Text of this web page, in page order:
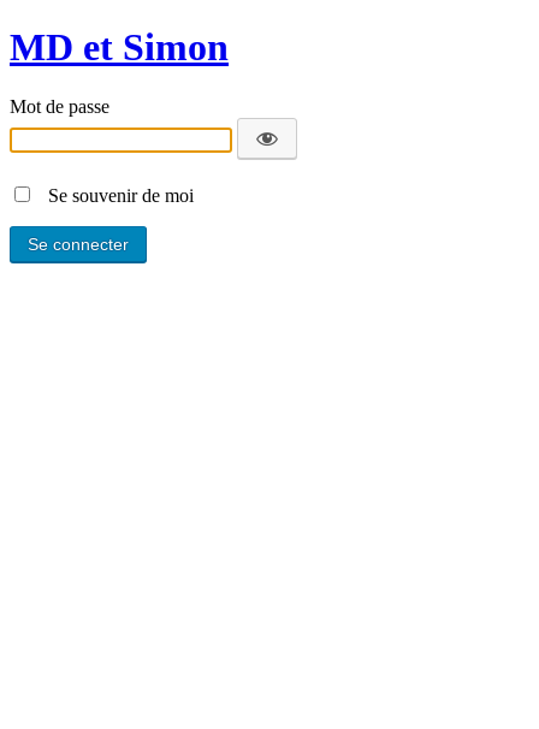
MD et Simon
Mot de passe
Se souvenir de moi